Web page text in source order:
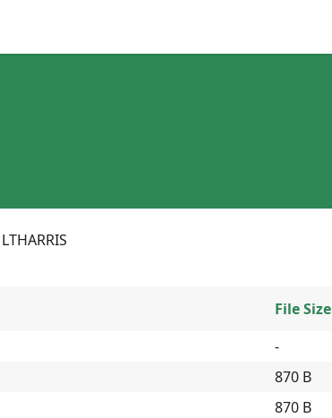
LTHARRIS
File Size
-
870 B
870 B